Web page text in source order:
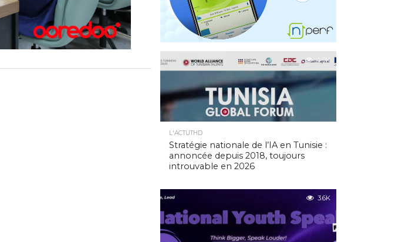
4.9K
L'ACTUTHD
Stratégie nationale de l’IA en Tunisie :
annoncée depuis 2018, toujours
introuvable en 2026
3.6K